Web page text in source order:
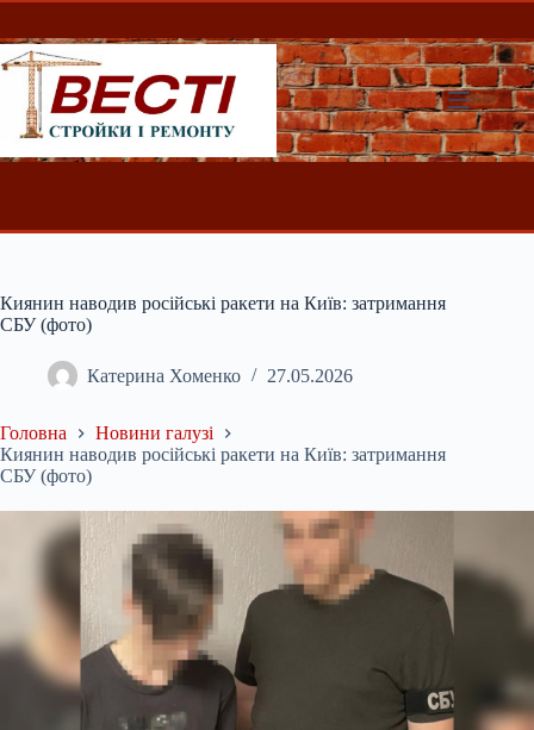
Перейти
вмісту
Киянин наводив російські ракети на Київ: затримання
СБУ (фото)
Катерина Хоменко 27.05.2026
Головна
Новини галузі
Киянин наводив російські ракети на Київ: затримання
СБУ (фото)